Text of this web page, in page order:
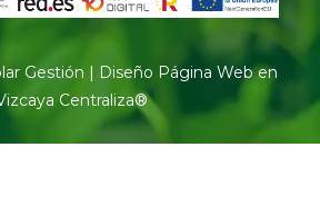
Gestión | Diseño Página Web en
Centraliza®